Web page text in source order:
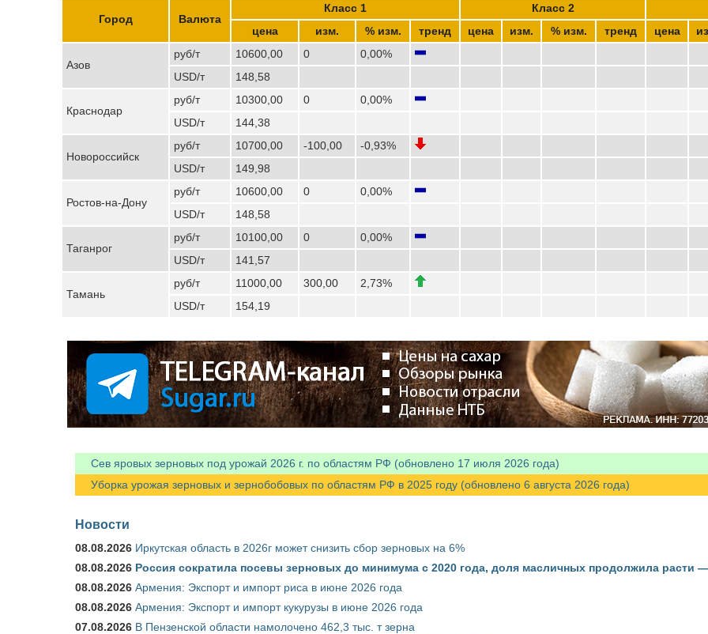
Город Валюта
Класс 1
Класс 2
цена
изм. % изм. тренд цена изм. % изм. тренд цена
Азов
руб/т 10600,00 0
0,00%
USD/т
148,58
Краснодар
руб/т 10300,00 0
0,00%
USD/т
144,38
Новороссийск
руб/т 10700,00 -100,00
-0,93%
USD/т
149,98
Ростов-на-Дону
руб/т 10600,00 0
0,00%
USD/т
148,58
Таганрог
руб/т 10100,00 0
0,00%
USD/т
141,57
Тамань
руб/т 11000,00 300,00
2,73%
USD/т
154,19
Сев яровых зерновых под урожай 2026 г. по областям РФ (обновлено 17 июля 2026 года)
Уборка урожая зерновых и зернобобовых по областям РФ в 2025 году (обновлено 6 августа 2026 года)
Новости
08.08.2026 Иркутская область в 2026г может снизить сбор зерновых на 6%
08.08.2026 Россия сократила посевы зерновых до минимума с 2020 года, доля масличных продолжила расти
08.08.2026 Армения: Экспорт и импорт риса в июне 2026 года
08.08.2026 Армения: Экспорт и импорт кукурузы в июне 2026 года
07.08.2026 В Пензенской области намолочено 462,3 тыс. т зерна